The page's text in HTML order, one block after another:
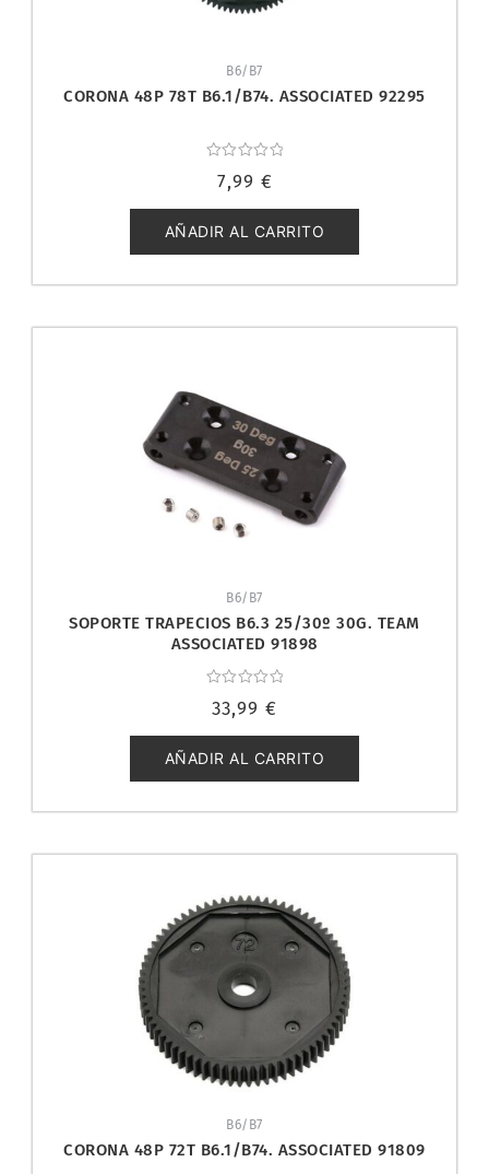
B6/B7
CORONA 48P 78T B6.1/B74. ASSOCIATED 92295
con
de
5
7,99 €
AÑADIR AL CARRITO
B6/B7
SOPORTE TRAPECIOS B6.3 25/30º 30G. TEAM
ASSOCIATED 91898
con
de
5
33,99 €
AÑADIR AL CARRITO
B6/B7
CORONA 48P 72T B6.1/B74. ASSOCIATED 91809